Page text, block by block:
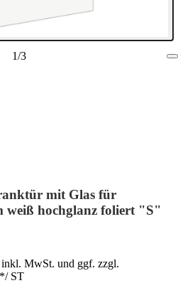
1/3
mit Glas für
weiß hochglanz foliert "S"
MwSt. und ggf. zzgl.
*/ ST